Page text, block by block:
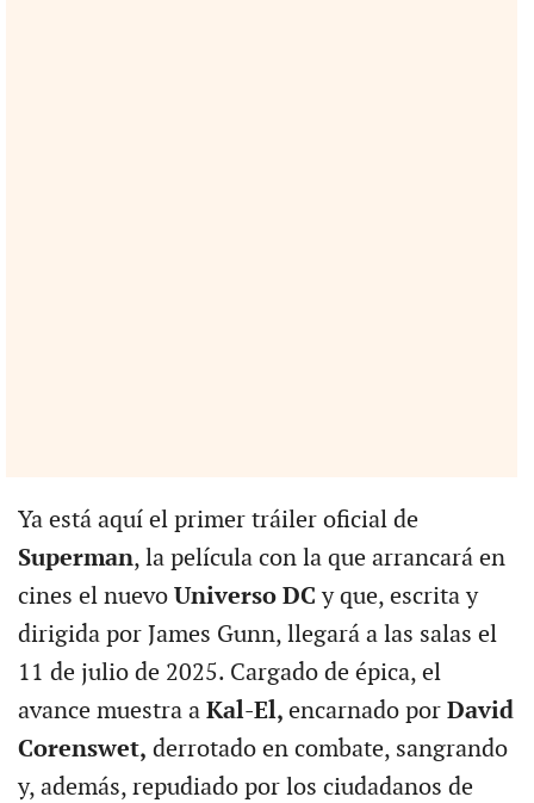
Ya está aquí el primer tráiler oficial de
Superman, la película con la que arrancará en
cines el nuevoUniverso DC y que, escrita y
dirigida por James Gunn, llegará a las salas el
11 de julio de 2025. Cargado de épica, el
avance muestra a Kal-El, encarnado por David
Corenswet, derrotado en combate, sangrando
y, además, repudiado por los ciudadanos de